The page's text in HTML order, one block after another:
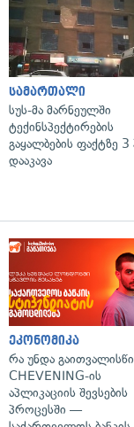
სამართალი
სუს-მა მარნეულში
ტექინსპექტირების
გაყალბების ფაქტზე 3
დააკავა
ეკონომიკა
რა უნდა
CHEVENING-ის
აპლიკაციის შევსების
პროცესში —